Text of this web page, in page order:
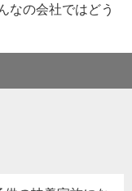
なの会社ではどう